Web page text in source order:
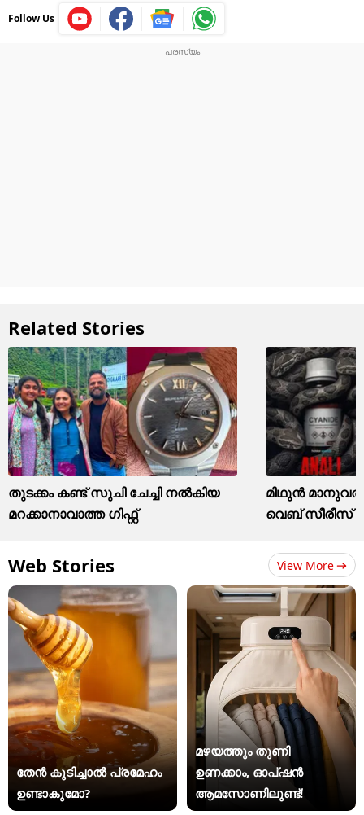
Follow Us
Related Stories
തുടക്കം കണ്ട് സുചി ചേച്ചി നൽകിയ
മറക്കാനാവാത്ത ​ഗിഫ്റ്റ്
മിഥുൻ
വെബ് സീരീസ്
Web Stories View More
തേൻ കുടിച്ചാൽ പ്രമേഹം
ഉണ്ടാകുമോ?
മഴയത്തും തുണി
ഉണക്കാം, ഓപ്ഷൻ
ആമസോണിലുണ്ട്!